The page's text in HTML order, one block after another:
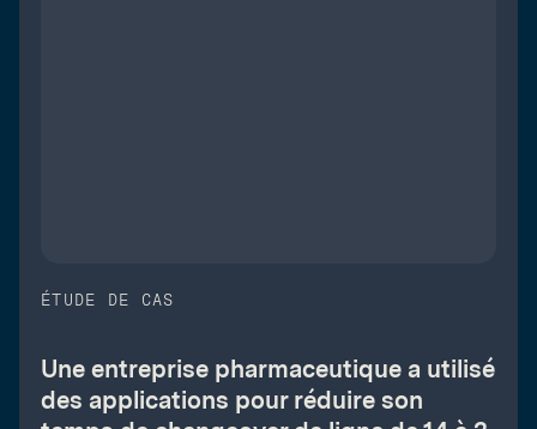
ÉTUDE DE CAS
Une entreprise pharmaceutique a utilisé
des applications pour réduire son